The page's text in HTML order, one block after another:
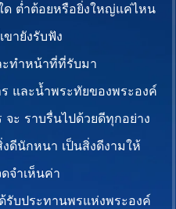
ด ต่ำต้อยหรือยิ่งใหญ่แค่ไหน
ขายังรับฟัง
ะทำหน้าที่ที่รับมา
และน้ำพระทัยของพระองค์
ะ ราบรื่นไปด้วยดีทุกอย่าง
ดีนักหนา เป็นสิ่งดีงามให้
จำเห็นค่า
รับประทานพรแห่งพระองค์